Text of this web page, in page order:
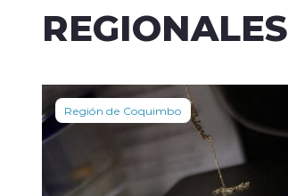
REGIONALES
Región de Coquimbo